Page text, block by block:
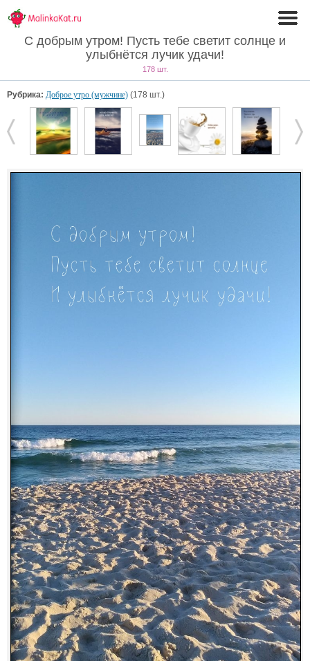
С добрым утром! Пусть тебе светит солнце и
улыбнётся лучик удачи!
178 шт.
Рубрика: Доброе утро (мужчине) (178 шт.)